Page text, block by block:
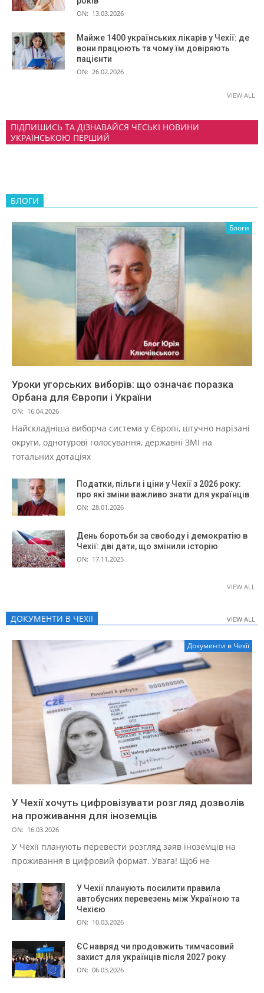
ON: 13.03.2026
Майже 1400 українських лікарів у Чехії: де
вони працюють та чому їм довіряють
пацієнти
ON: 26.02.2026
VIEW ALL
ПІДПИШИСЬ ТА ДІЗНАВАЙСЯ ЧЕСЬКІ НОВИНИ
УКРАЇНСЬКОЮ ПЕРШИЙ
БЛОГИ
Блоги
Уроки угорських виборів: що означає поразка
Орбана для Європи і України
ON: 16.04.2026
Найскладніша виборча система у Європі, штучно нарізані
округи, однотурові голосування, державні ЗМІ на
тотальних дотаціях
Податки, пільги і ціни у Чехії з 2026 року:
про які зміни важливо знати для українців
ON: 28.01.2026
День боротьби за свободу і демократію в
Чехії: дві дати, що змінили історію
ON: 17.11.2025
VIEW ALL
ДОКУМЕНТИ В ЧЕХІЇ VIEW ALL
Документи в Чехії
У Чехії хочуть цифровізувати розгляд дозволів
на проживання для іноземців
ON: 16.03.2026
У Чехії планують перевести розгляд заяв іноземців на
проживання в цифровий формат. Увага! Щоб не
У Чехії планують посилити правила
автобусних перевезень між Україною та
Чехією
ON: 10.03.2026
ЄС навряд чи продовжить тимчасовий
захист для українців після 2027 року
ON: 06.03.2026
VIEW ALL